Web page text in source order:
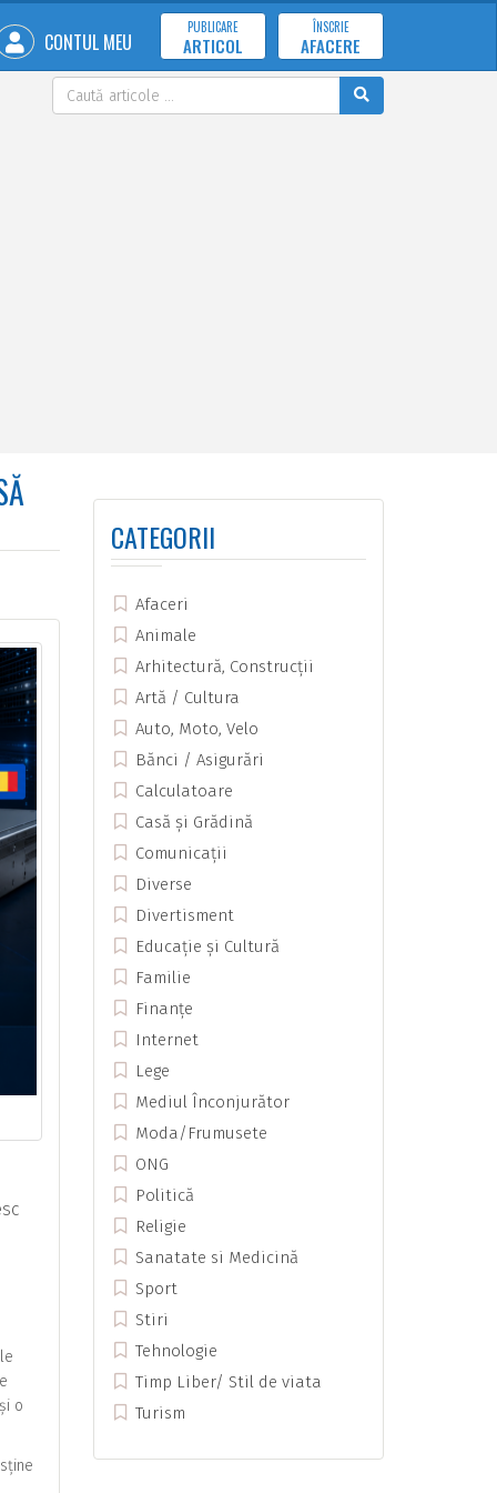
CONTUL MEU
PUBLICARE
ARTICOL
ÎNSCRIE
AFACERE
o
CATEGORII
Afaceri
Animale
Arhitectură, Construcții
Artă / Cultura
Auto, Moto, Velo
Bănci / Asigurări
Calculatoare
Casă și Grădină
Comunicații
Diverse
Divertisment
Educație și Cultură
Familie
Finanțe
Internet
Lege
Mediul Înconjurător
Moda/Frumusete
ONG
Politică
Religie
Sanatate si Medicină
Sport
Stiri
Tehnologie
Timp Liber/ Stil de viata
Turism